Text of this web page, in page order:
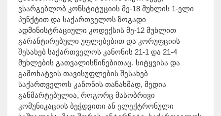
ვსარგებლობ კონსტიტუციის მე-18 მუხლის 1-ელი
პუნქტით და საქართველოს ზოგადი
ადმინისტრაციული კოდექსის მე-12 მუხლით
გარანტირებული უფლებებით და კორუფციის
შესახებ საქართველოს კანონის 21-1 და 21-4
მუხლების გათვალისწინებითაც. სიტყვისა და
გამოხატვის თავისუფლების შესახებ
საქართველოს კანონის თანახმად, მედია
განმარტებულია, როგორც მასობრივი
კომუნიკაციის ბეჭდვითი ან ელექტრონული